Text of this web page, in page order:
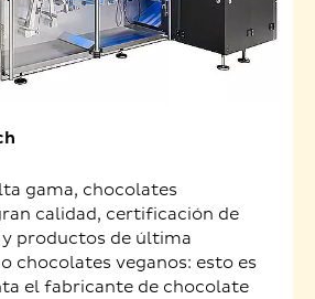
gama, chocolates
calidad, certificación de
productos de última
chocolates veganos: esto es
el fabricante de chocolate